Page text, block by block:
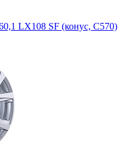
LX108 SF (конус, C570)